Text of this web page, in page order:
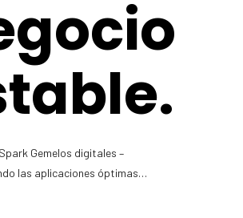
Gemelos digitales –
las aplicaciones óptimas…